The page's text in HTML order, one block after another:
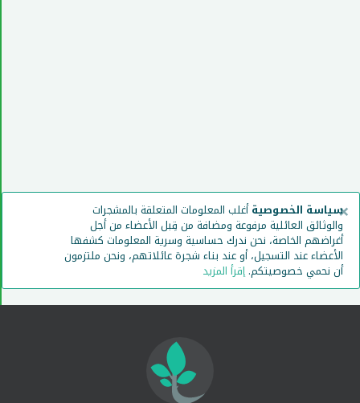
سياسة الخصوصيةأغلب المعلومات المتعلقة بالمشجرات
والوثائق العائلية مرفوعة ومضافة من قِبل الأعضاء من أجل
أغراضهم الخاصة، نحن ندرك حساسية وسرية المعلومات كشفها
الأعضاء عند التسجيل، أو عند بناء شجرة عائلاتهم، ونحن ملتزمون
أن نحمي خصوصيتكم.إقرأ المزيد
×